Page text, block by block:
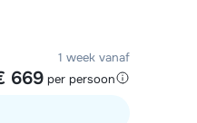
1 week vanaf
669 per persoon